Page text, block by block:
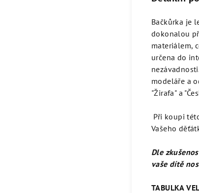
Bačkůrka je
dokonalou
materiálem,
určena do
modeláře a
"Žirafa" a
Při koupi
Vašeho
Dle
vaše dítě
TABULKA